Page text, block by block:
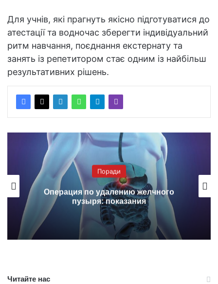
Для учнів, які прагнуть якісно підготуватися до
атестації та водночас зберегти індивідуальний
ритм навчання, поєднання екстернату та
занять із репетитором стає одним із найбільш
результативних рішень.
Поради
Операция по удалению желчного
пузыря: показания
Читайте нас